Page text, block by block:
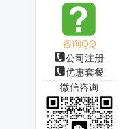
咨询QQ
公司注册
优惠套餐
微信咨询